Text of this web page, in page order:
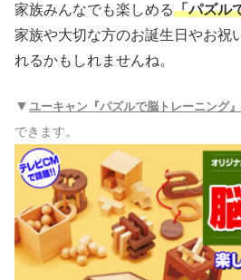
家族みんなでも楽しめる「パズル
家族や大切な方のお誕生日やお祝
れるかもしれませんね。
▼ ユーキャン『パズルで脳トレーニング』
できます。